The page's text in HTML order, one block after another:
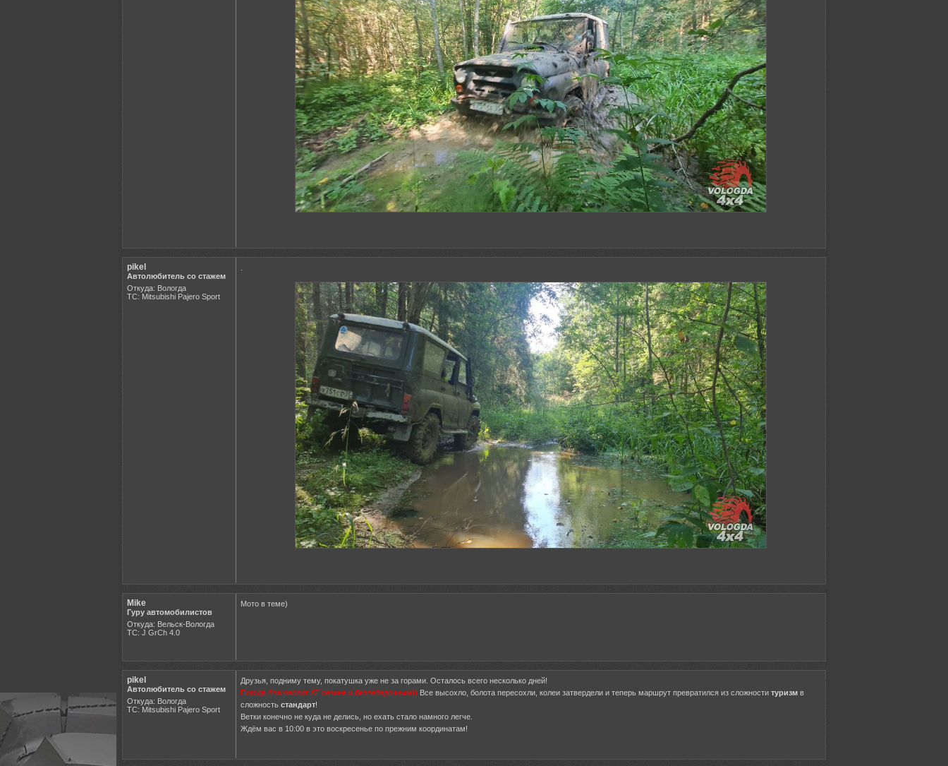
pikel
Автолюбитель со стажем
Откуда: Вологда
ТС: Mitsubishi Pajero Sport
.
Mike
Гуру автомобилистов
Откуда: Вельск-Вологда
ТС: J GrCh 4.0
Мото в теме)
pikel
Автолюбитель со стажем
Откуда: Вологда
ТС: Mitsubishi Pajero Sport
Друзья, подниму тему, покатушка уже не за горами. Осталось всего несколько дней!
Погода благоволит АТ резине и безлебедочным)) Все высохло, болота пересохли, колеи затвердели и теперь маршрут превратился из сложности туризм в
сложность стандарт!
Ветки конечно не куда не делись, но ехать стало намного легче.
Ждём вас в 10:00 в это воскресенье по прежним координатам!